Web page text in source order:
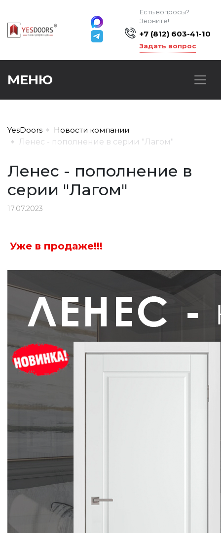
Есть вопросы?
Звоните!
+7 (812) 603-41-10
Задать вопрос
МЕНЮ
YesDoors
Новости компании
Ленес - пополнение в серии "Лагом"
Ленес - пополнение в
серии "Лагом"
17.07.2023
Уже в продаже!!!